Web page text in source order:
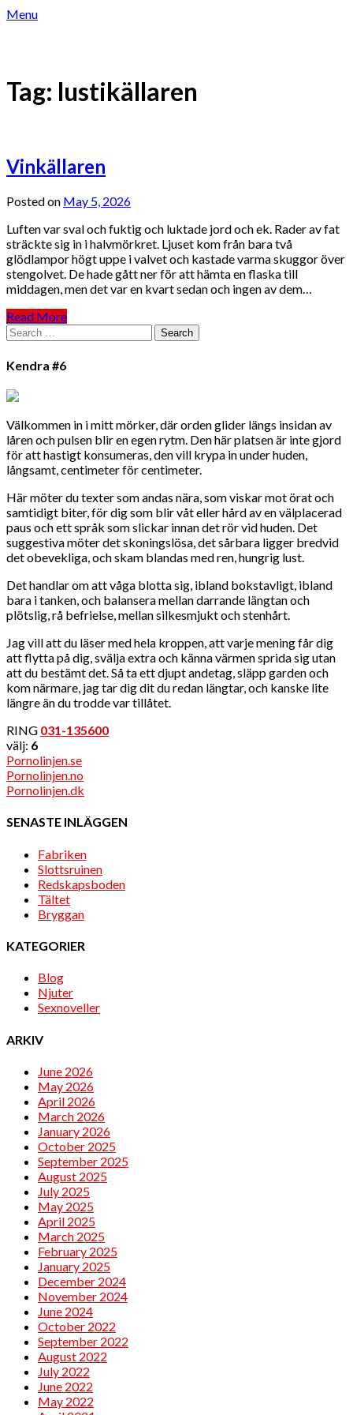
Skip
Menu
Tag: lustikällaren
Vinkällaren
Posted on May 5, 2026
Luften var sval och fuktig och luktade jord och ek. Rader av fat
sträckte sig in i halvmörkret. Ljuset kom från bara två
glödlampor högt uppe i valvet och kastade varma skuggor över
stengolvet. De hade gått ner för att hämta en flaska till
middagen, men det var en kvart sedan och ingen av dem…
Read More
Search
for:
Kendra #6
Välkommen in i mitt mörker, där orden glider längs insidan av
låren och pulsen blir en egen rytm. Den här platsen är inte gjord
för att hastigt konsumeras, den vill krypa in under huden,
långsamt, centimeter för centimeter.
Här möter du texter som andas nära, som viskar mot örat och
samtidigt biter, för dig som blir våt eller hård av en välplacerad
paus och ett språk som slickar innan det rör vid huden. Det
suggestiva möter det skoningslösa, det sårbara ligger bredvid
det obevekliga, och skam blandas med ren, hungrig lust.
Det handlar om att våga blotta sig, ibland bokstavligt, ibland
bara i tanken, och balansera mellan darrande längtan och
plötslig, rå befrielse, mellan silkesmjukt och stenhårt.
Jag vill att du läser med hela kroppen, att varje mening får dig
att flytta på dig, svälja extra och känna värmen sprida sig utan
att du bestämt det. Så ta ett djupt andetag, släpp garden och
kom närmare, jag tar dig dit du redan längtar, och kanske lite
längre än du trodde var tillåtet.
RING 031-135600
välj: 6
Pornolinjen.se
Pornolinjen.no
Pornolinjen.dk
SENASTE INLÄGGEN
Fabriken
Slottsruinen
Redskapsboden
Tältet
Bryggan
KATEGORIER
Blog
Njuter
Sexnoveller
ARKIV
June 2026
May 2026
April 2026
March 2026
January 2026
October 2025
September 2025
August 2025
July 2025
May 2025
April 2025
March 2025
February 2025
January 2025
December 2024
November 2024
June 2024
October 2022
September 2022
August 2022
July 2022
June 2022
May 2022